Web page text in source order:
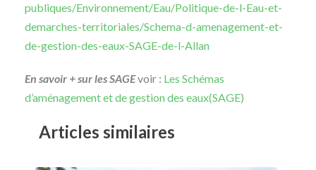
publiques/Environnement/Eau/Politique-de-l-Eau-et-
demarches-territoriales/Schema-d-amenagement-et-
de-gestion-des-eaux-SAGE-de-l-Allan
En savoir + sur les SAGEvoir : Les Schémas
d’aménagement et de gestion des eaux(SAGE)
Articles similaires